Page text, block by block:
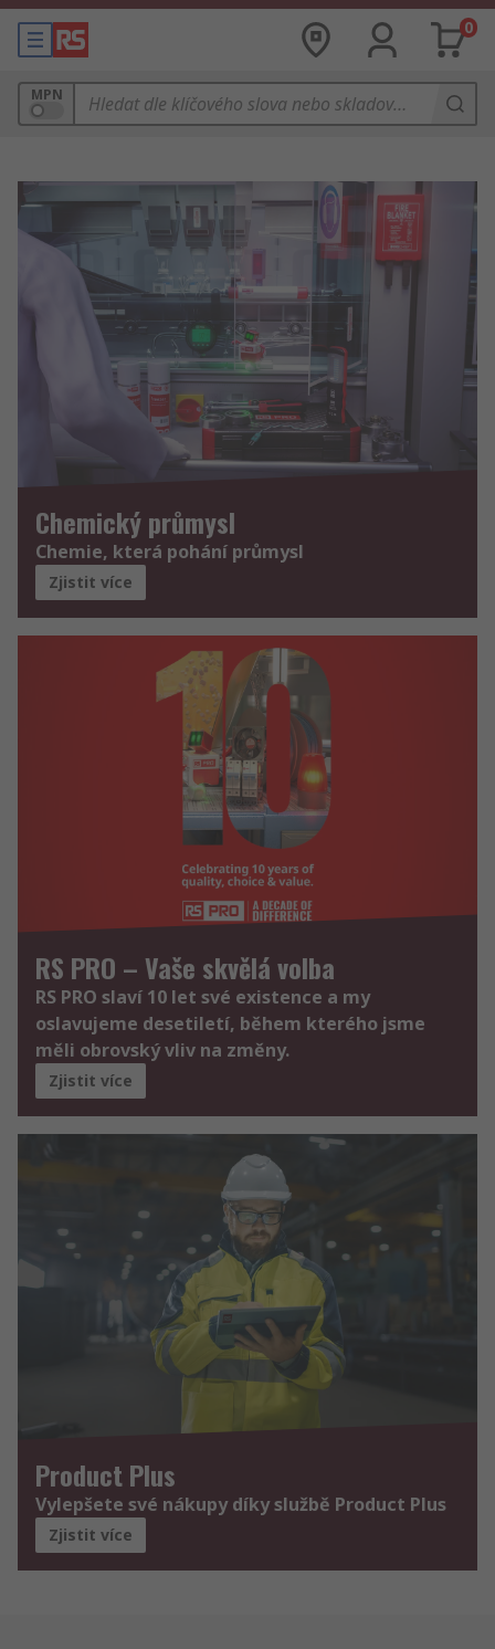
0
MPN
Chemický průmysl
Chemie, která pohání průmysl
Zjistit více
RS PRO – Vaše skvělá volba
RS PRO slaví 10 let své existence a my
oslavujeme desetiletí, během kterého jsme
měli obrovský vliv na změny.
Zjistit více
Product Plus
Vylepšete své nákupy díky službě Product Plus
Zjistit více